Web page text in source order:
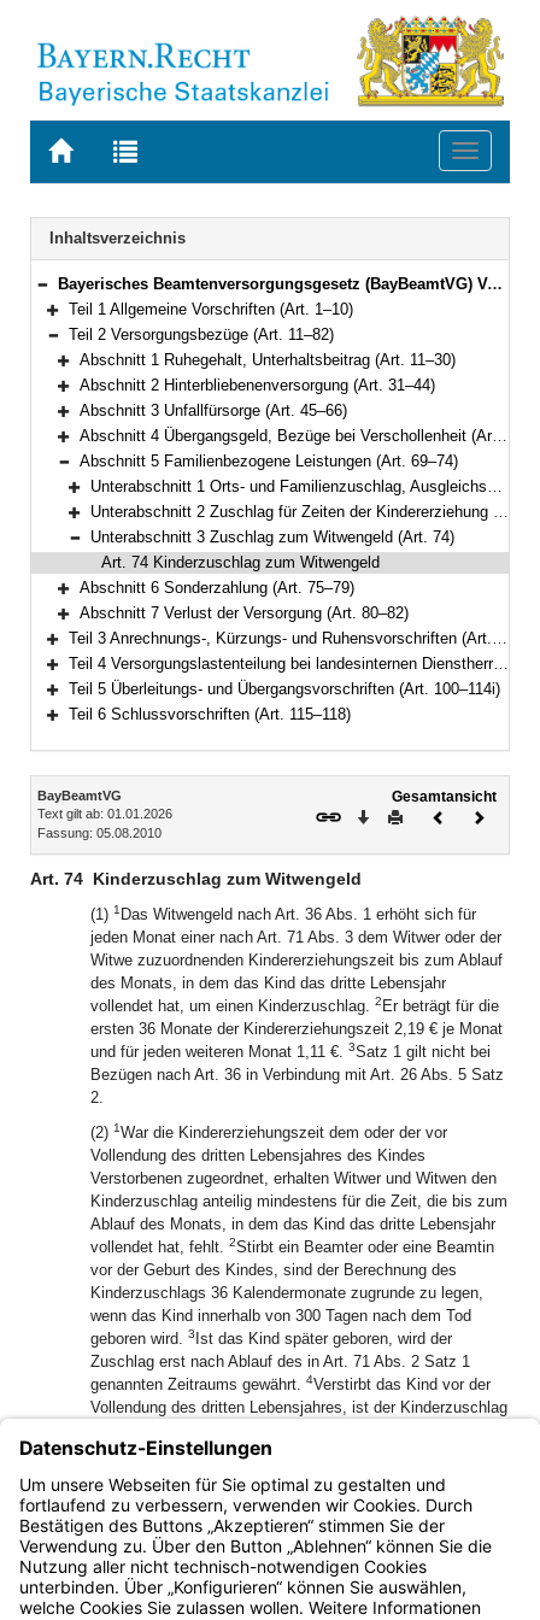
Zur
BAYERN.RECHT
Zur
letzten
Suche
Toggle
Navigation
Inhaltsverzeichnis
Bereich reduzieren
Bayerisches Beamtenversorgungsgesetz (BayBeamtVG) Vom 5. August 2010 (GVBl. S. 410, 528, 764) BayRS 2033-1-1-F (Art. 1–118)
Bereich erweitern
Teil 1 Allgemeine Vorschriften (Art. 1–10)
Bereich reduzieren
Teil 2 Versorgungsbezüge (Art. 11–82)
Bereich erweitern
Abschnitt 1 Ruhegehalt, Unterhaltsbeitrag (Art. 11–30)
Bereich erweitern
Abschnitt 2 Hinterbliebenenversorgung (Art. 31–44)
Bereich erweitern
Abschnitt 3 Unfallfürsorge (Art. 45–66)
Bereich erweitern
Abschnitt 4 Übergangsgeld, Bezüge bei Verschollenheit (Art. 67–68)
Bereich reduzieren
Abschnitt 5 Familienbezogene Leistungen (Art. 69–74)
Bereich erweitern
Unterabschnitt 1 Orts- und Familienzuschlag, Ausgleichsbetrag (Art. 69–70)
Bereich erweitern
Unterabschnitt 2 Zuschlag für Zeiten der Kindererziehung und der Pflege neben dem Ruhegehalt (Art. 71–73)
Bereich reduzieren
Unterabschnitt 3 Zuschlag zum Witwengeld (Art. 74)
Art. 74 Kinderzuschlag zum Witwengeld
Bereich erweitern
Abschnitt 6 Sonderzahlung (Art. 75–79)
Bereich erweitern
Abschnitt 7 Verlust der Versorgung (Art. 80–82)
Bereich erweitern
Teil 3 Anrechnungs-, Kürzungs- und Ruhensvorschriften (Art. 83–93)
Bereich erweitern
Teil 4 Versorgungslastenteilung bei landesinternen Dienstherrenwechseln (Art. 94–99a)
Bereich erweitern
Teil 5 Überleitungs- und Übergangsvorschriften (Art. 100–114i)
Teil 6 Schlussvorschriften (Art. 115–118)
Inhalt
BayBeamtVG
Text gilt ab: 01.01.2026
Fassung: 05.08.2010
Gesamtansicht
Download
DruckenVorheriges
Art. 74 Kinderzuschlag zum Witwengeld
(1) 1 Das Witwengeld nach Art. 36 Abs. 1 erhöht sich für
jeden Monat einer nach Art. 71 Abs. 3 dem Witwer oder der
Witwe zuzuordnenden Kindererziehungszeit bis zum Ablauf
des Monats, in dem das Kind das dritte Lebensjahr
vollendet hat, um einen Kinderzuschlag. 2 Er beträgt für die
ersten 36 Monate der Kindererziehungszeit 2,19 € je Monat
und für jeden weiteren Monat 1,11 €. 3Satz 1 gilt nicht bei
Bezügen nach Art. 36 in Verbindung mit Art. 26 Abs. 5 Satz
2.
(2) 1War die Kindererziehungszeit dem oder der vor
Vollendung des dritten Lebensjahres des Kindes
Verstorbenen zugeordnet, erhalten Witwer und Witwen den
Kinderzuschlag anteilig mindestens für die Zeit, die bis zum
Ablauf des Monats, in dem das Kind das dritte Lebensjahr
vollendet hat, fehlt. 2Stirbt ein Beamter oder eine Beamtin
vor der Geburt des Kindes, sind der Berechnung des
Kinderzuschlags 36 Kalendermonate zugrunde zu legen,
wenn das Kind innerhalb von 300 Tagen nach dem Tod
geboren wird. 3 Ist das Kind später geboren, wird der
Zuschlag erst nach Ablauf des in Art. 71 Abs. 2 Satz 1
genannten Zeitraums gewährt. 4Verstirbt das Kind vor der
Vollendung des dritten Lebensjahres, ist der Kinderzuschlag
(3) Der Kinderzuschlag gilt für die Anwendung von Ruhens-,
Kürzungs- und Anrechnungsvorschriften als Teil des
Witwengeldes.
Bayern.de